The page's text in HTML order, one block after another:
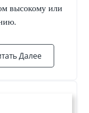
высокому или
Далее